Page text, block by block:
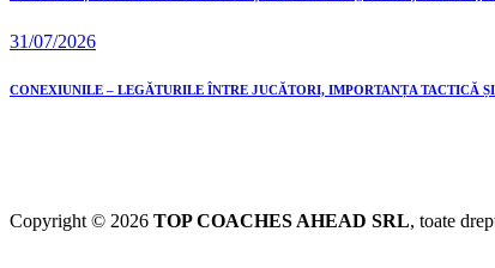
31/07/2026
CONEXIUNILE – LEGĂTURILE ÎNTRE JUCĂTORI, IMPORTANȚA TACTICĂ
Copyright © 2026 TOP COACHES AHEAD SRL, toate